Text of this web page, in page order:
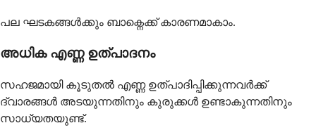
പല ഘടകങ്ങൾക്കും ബാക്നെക്ക് കാരണമാകാം.
അധിക എണ്ണ ഉത്പാദനം
സഹജമായി കൂടുതൽ എണ്ണ ഉത്പാദിപ്പിക്കുന്നവർക്ക്
ദ്വാരങ്ങൾ അടയുന്നതിനും കുരുക്കൾ ഉണ്ടാകുന്നതിനും
സാധ്യതയുണ്ട്.